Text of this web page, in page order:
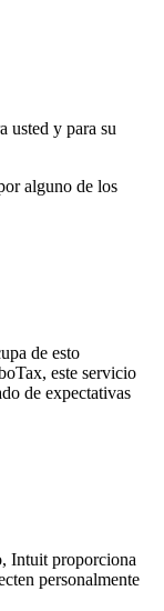
usted y para su
alguno de los
de esto
este servicio
de expectativas
Intuit proporciona
personalmente